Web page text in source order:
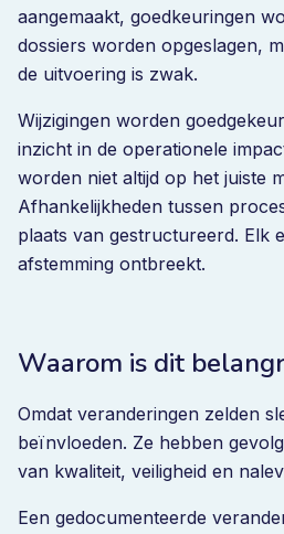
aangemaakt, goedkeuringen
dossiers worden opgeslagen,
de uitvoering is zwak.
Wijzigingen worden
inzicht in de operationele
worden niet altijd op het juiste
Afhankelijkheden tussen
plaats van gestructureerd. Elk
afstemming ontbreekt.
Waarom is dit
Omdat veranderingen zelden
beïnvloeden. Ze hebben
van kwaliteit, veiligheid en
Een gedocumenteerde